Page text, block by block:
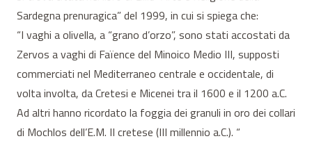
Sardegna prenuragica” del 1999, in cui si spiega che:
“I vaghi a olivella, a “grano d’orzo”, sono stati accostati da
Zervos a vaghi di Faïence del Minoico Medio III, supposti
commerciati nel Mediterraneo centrale e occidentale, di
volta involta, da Cretesi e Micenei tra il 1600 e il 1200 a.C.
Ad altri hanno ricordato la foggia dei granuli in oro dei collari
di Mochlos dell’E.M. II cretese (III millennio a.C.). “